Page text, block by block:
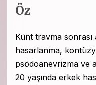
Öz
Künt travma
hasarlanma,
psödoanevrizma ve
20 yaşında erkek